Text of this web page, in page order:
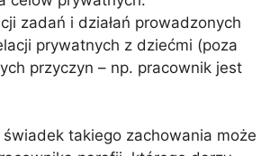
zadań i działań prowadzonych
prywatnych z dziećmi (poza
przyczyn – np. pracownik jest
takiego zachowania może